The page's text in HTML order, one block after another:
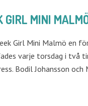
GIRL MINI
Girl Mini Malmö en
varje torsdag i två
Bodil Johansson